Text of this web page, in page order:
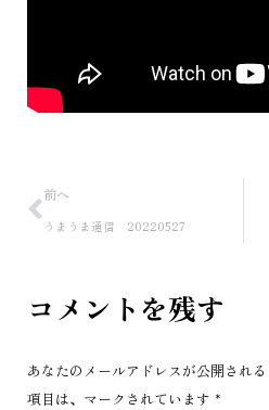
前へ
うまうま通信 20220527
コメントを残す
あなたのメールアドレスが公開され
項目は、マークされています *